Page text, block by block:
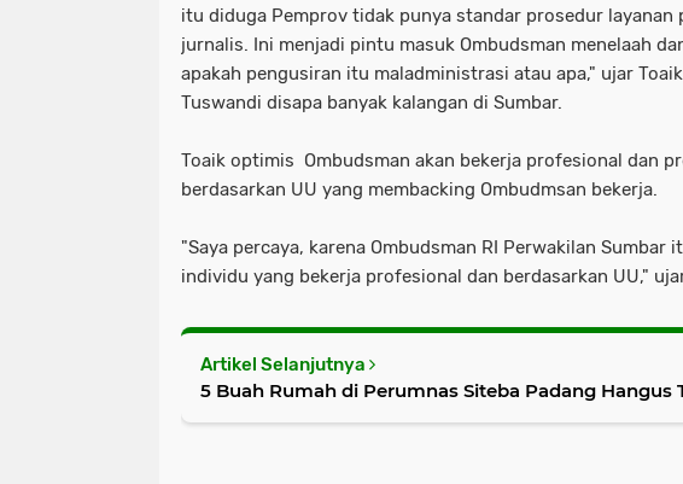
itu diduga Pemprov tidak punya standar prosedur layanan
jurnalis. Ini menjadi pintu masuk Ombudsman menelaah
apakah pengusiran itu maladministrasi atau apa," ujar
Tuswandi disapa banyak kalangan di Sumbar.
Toaik optimis Ombudsman akan bekerja profesional dan
berdasarkan UU yang membacking Ombudmsan bekerja.
"Saya percaya, karena Ombudsman RI Perwakilan Sumbar
individu yang bekerja profesional dan berdasarkan UU,"
Artikel Selanjutnya
5 Buah Rumah di Perumnas Siteba Padang Hangus